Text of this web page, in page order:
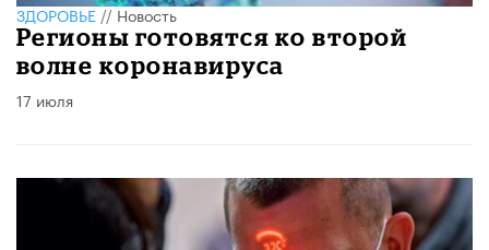
ЗДОРОВЬЕ//Новость
Регионы готовятся ко второй
волне коронавируса
17 июля